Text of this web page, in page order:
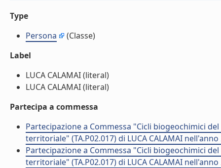
Type
Persona
(Classe)
Label
LUCA CALAMAI (literal)
LUCA CALAMAI (literal)
Partecipa a commessa
Partecipazione a Commessa "Cicli biogeochimici
territoriale" (TA.P02.017) di LUCA CALAMAI nell'anno
Partecipazione a Commessa "Cicli biogeochimici
territoriale" (TA.P02.017) di LUCA CALAMAI nell'anno